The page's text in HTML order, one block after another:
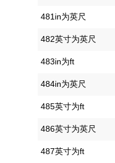
481in为英尺
482英寸为英尺
483in为ft
484in为英尺
485英寸为ft
486英寸为英尺
487英寸为ft